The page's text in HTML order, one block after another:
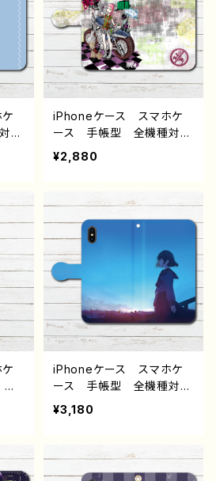
ooglepixel Android
アンドロイド ケース 個
性的 おすすめ 黒髪 シ
ョートカット ボブヘア ワ
ンピース 人気 イラスト
レーター クリエイター
絵師 グッズ タイトル：話
し相手になってよ 作：もな
か G-6
り
iPhoneケース スマホケ
ース 手帳型 全機種対
応 イラスト 可愛い女の
子 かっこいい女子 おし
メンズ 高校生 男子 iP
UOS Xperia Googlep
ixel Galaxy Android
アンドロイド ケース 生
足 個性的 おすすめ 人
気 イラストレーター クリ
エイター 絵師 オリジナ
ル デザイン グッズ タイ
トル：ブレーメン〜パターン
1〜 作：nero
¥2,880
iP
AQ
iPhoneケース スマホケ
ース 手帳型 全機種対
応 イラスト 可愛い女の
子 かわいい おしゃれ
美しい 景色 ノスタルジ
¥3,180